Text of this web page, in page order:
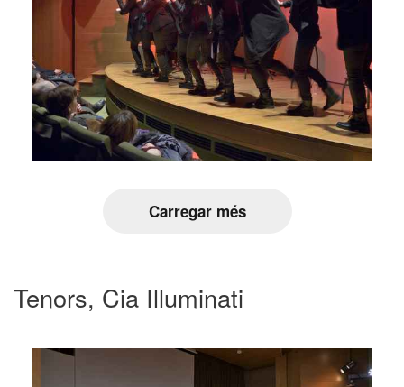
Carregar més
Tenors, Cia Illuminati